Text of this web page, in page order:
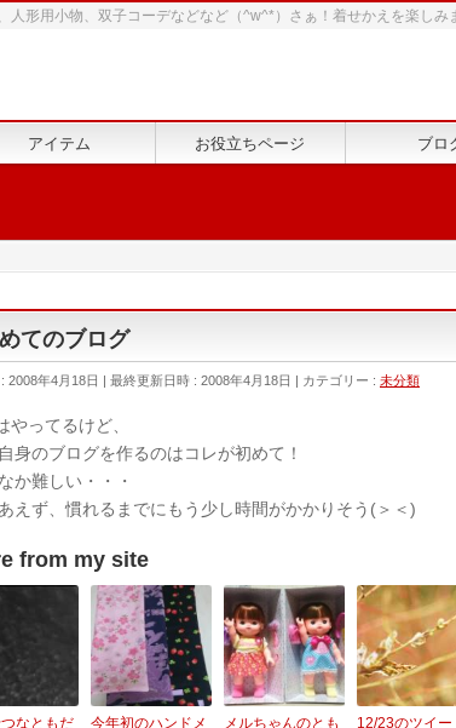
人形用小物、双子コーデなどなど（^w^*）さぁ！着せかえを楽しみ
アイテム お役立ちページ ブロ
てのブログ
2008年4月18日 最終更新日時 : 2008年4月18日 カテゴリー : 未分類
やってるけど、
身のブログを作るのはコレが初めて！
か難しい・・・
えず、慣れるまでにもう少し時間がかかりそう(＞＜)
from my site
なともだ
今年初のハンドメ
メルちゃんのとも
12/23のツイー